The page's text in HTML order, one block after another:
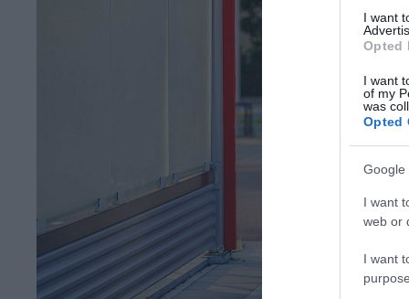
I want
Opted
I want
of my
was
Opted
Google
I want
web or
I want